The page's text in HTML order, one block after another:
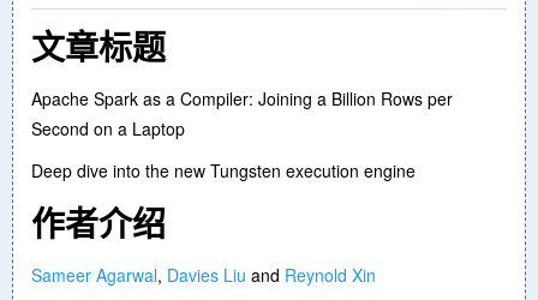
文章标题
Apache Spark as a Compiler: Joining a Billion Rows per
Second on a Laptop
Deep dive into the new Tungsten execution engine
作者介绍
Sameer Agarwal, Davies Liu and Reynold Xin